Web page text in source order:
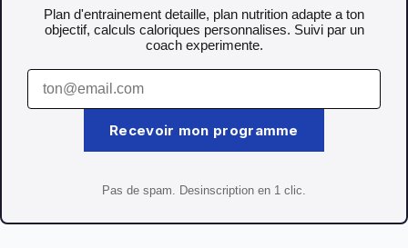
Plan d'entrainement detaille, plan nutrition adapte a ton
objectif, calculs caloriques personnalises. Suivi par un
coach experimente.
Recevoir mon programme
Pas de spam. Desinscription en 1 clic.